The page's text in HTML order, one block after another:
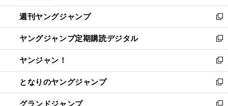
開
く
ウ
で
開
く
ン
ド
ウ
で
開
く
ウ
ィ
ン
ド
ウ
で
開
く
週刊ヤングジャンプ
新
し
い
ウ
ィ
ン
ド
ウ
で
ヤングジャンプ定期購読デジタル
新
し
い
ウ
ィ
ン
ヤンジャン！
新
し
い
ウ
となりのヤングジャンプ
新
し
グランドジャンプ